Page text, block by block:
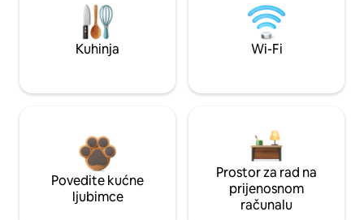
Kuhinja Wi-Fi
Povedite kućne
ljubimce
Prostor za rad na
prijenosnom
računalu